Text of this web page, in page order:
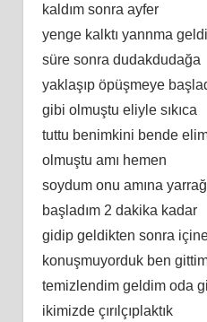
kaldım sonra ayfer
yenge kalktı yannma
süre sonra dudakdudağa
yaklaşıp öpüşmeye
gibi olmuştu eliyle sıkıca
tuttu benimkini bende elimi
olmuştu amı hemen
soydum onu amına
başladım 2 dakika kadar
gidip geldikten sonra
konuşmuyorduk ben
temizlendim geldim oda
ikimizde çırılçıplaktık